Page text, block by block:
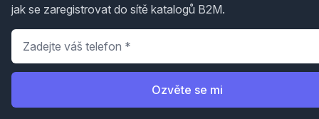
jak se zaregistrovat do sítě katalogů B2M.
Telefon
Ozvěte se mi